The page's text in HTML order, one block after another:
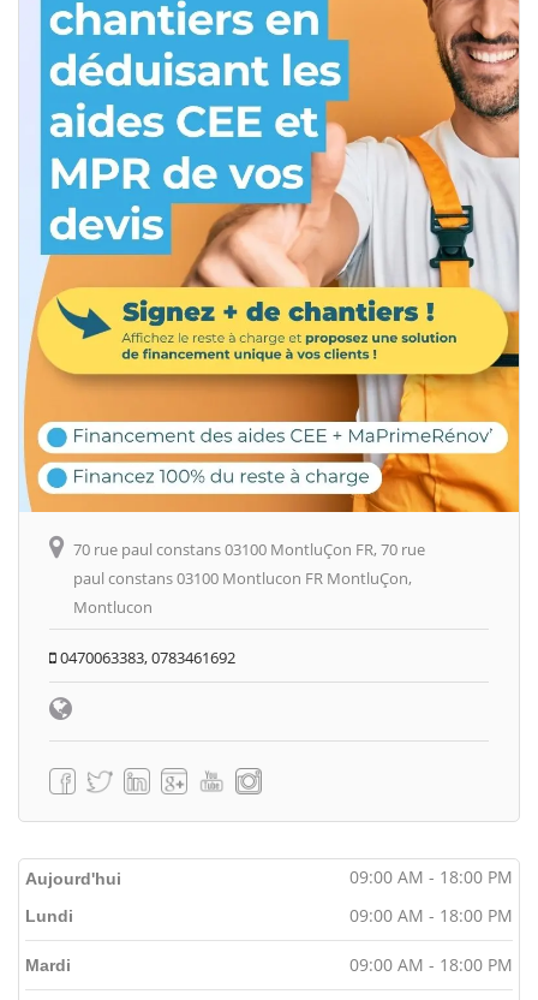
70 rue paul constans 03100 MontluÇon FR, 70 rue
paul constans 03100 Montlucon FR MontluÇon,
Montlucon
0470063383, 0783461692
Aujourd'hui 09:00 AM - 18:00 PM
Lundi 09:00 AM - 18:00 PM
Mardi 09:00 AM - 18:00 PM